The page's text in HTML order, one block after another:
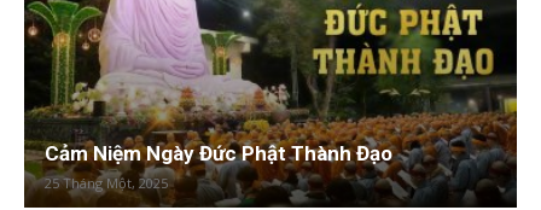
Cảm Niệm Ngày Đức Phật Thành Đạo
25 Tháng Một, 2025